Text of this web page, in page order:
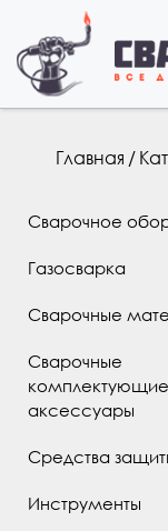
ВыГлавная /
Сварочное
Газосварка
Сварочные
Сварочные
аксессуары
Средства
Инструменты